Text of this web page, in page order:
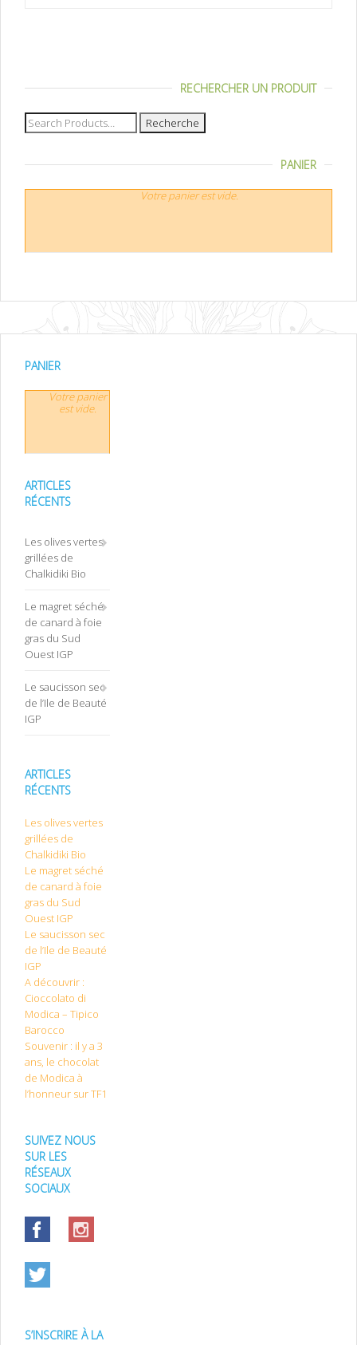
RECHERCHER UN PRODUIT
Recherche
pour :
PANIER
Votre panier est vide.
PANIER
Votre panier
est vide.
ARTICLES
RÉCENTS
Les olives vertes
grillées de
Chalkidiki Bio
Le magret séché
de canard à foie
gras du Sud
Ouest IGP
Le saucisson sec
de l’Ile de Beauté
IGP
ARTICLES
RÉCENTS
Les olives vertes
grillées de
Chalkidiki Bio
Le magret séché
de canard à foie
gras du Sud
Ouest IGP
Le saucisson sec
de l’Ile de Beauté
IGP
A découvrir :
Cioccolato di
Modica – Tipico
Barocco
Souvenir : il y a 3
ans, le chocolat
de Modica à
l’honneur sur TF1
SUIVEZ NOUS
SUR LES
RÉSEAUX
SOCIAUX
S’INSCRIRE À LA